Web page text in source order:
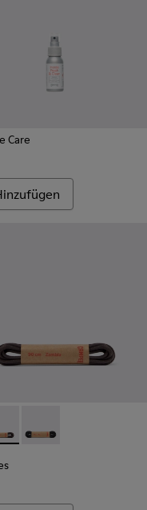
Care
Schnürsenkel
weiße Schnürsenkel
- KL00003-002 -
Laces - KL00003-001